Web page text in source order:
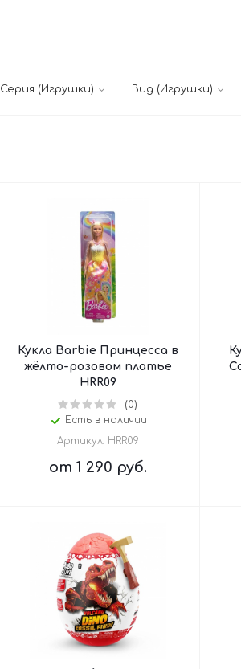
Серия (Игрушки) Вид (Игрушки)
Кукла Barbie Принцесса в
жёлто-розовом платье
HRR09
(0)
Есть в наличии
Артикул: HRR09
от 1 290 руб.